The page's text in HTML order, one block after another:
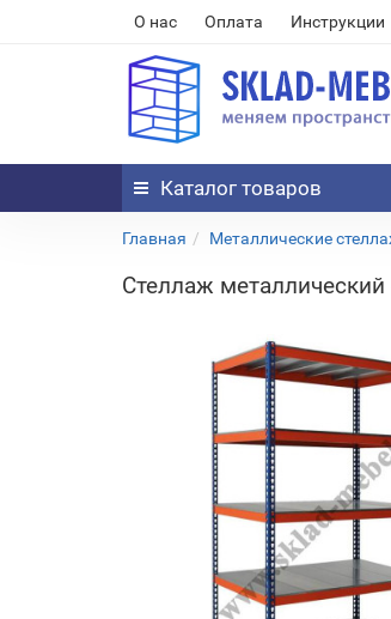
О нас Оплата Инструкции
Каталог товаров
Главная Металлические
Стеллаж